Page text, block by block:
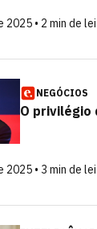
2025 • 2 min de
NEGÓCIOS
O privilégio
• 3 min de